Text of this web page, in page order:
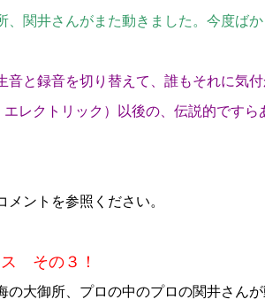
、関井さんがまた動きました。今度ば
音と録音を切り替えて、誰もそれに気
エレクトリック）以後の、伝説的ですら
メントを参照ください。
その３！
の大御所、プロの中のプロの関井さん